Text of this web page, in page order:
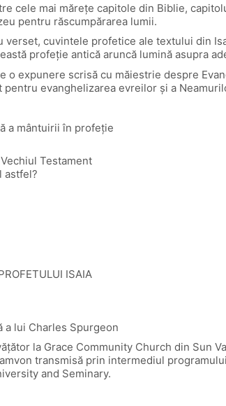
cele mai mărețe capitole din Biblie,
pentru răscumpărarea lumii.
verset, cuvintele profetice ale textului din
profeție antică aruncă lumină asupra
o expunere scrisă cu măiestrie despre
evanghelizarea evreilor și a
a mântuirii în profeție
Testament
astfel?
ISAIA
a lui Charles Spurgeon
la Grace Community Church din Sun
transmisă prin intermediul
and Seminary.